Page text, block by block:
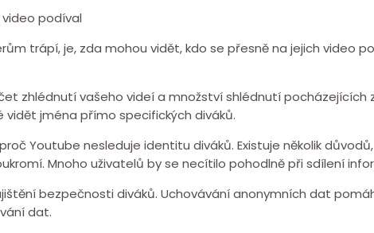
podíval
trápí, je, zda mohou vidět, kdo se přesně na jejich video
zhlédnutí vašeho videí a množství shlédnutí pocházejících
vidět jména přímo specifických diváků.
Youtube nesleduje identitu diváků. Existuje několik
Mnoho uživatelů by se necítilo pohodlně při sdílení
bezpečnosti diváků. Uchovávání anonymních dat
dat.